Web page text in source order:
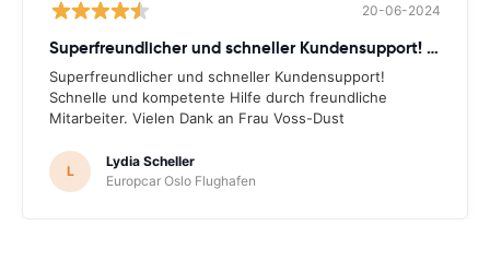
20-06-2024
Superfreundlicher und schneller Kundensupport! Schnelle
Superfreundlicher und schneller Kundensupport!
Schnelle und kompetente Hilfe durch freundliche
Mitarbeiter. Vielen Dank an Frau Voss-Dust
L
Lydia Scheller
Europcar Oslo Flughafen